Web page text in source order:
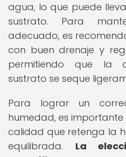
agua, lo que puede
sustrato. Para
adecuado, es
con buen drenaje y
permitiendo que la
sustrato se seque
Para lograr un
humedad, es
calidad que retenga la
equilibrada. La